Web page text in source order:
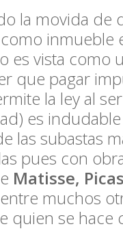
la movida de
inmueble
es vista como
que pagar
la ley al
es
las subastas
pues con
Matisse,
entre muchos
quien se hace